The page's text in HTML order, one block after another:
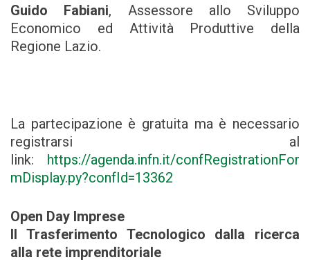
Guido Fabiani, Assessore allo Sviluppo
Economico ed Attività Produttive della
Regione Lazio.
La partecipazione è gratuita ma è necessario
registrarsi al
link: https://agenda.infn.it/confRegistrationFor
mDisplay.py?confId=13362
Open Day Imprese
Il Trasferimento Tecnologico dalla ricerca
alla rete imprenditoriale